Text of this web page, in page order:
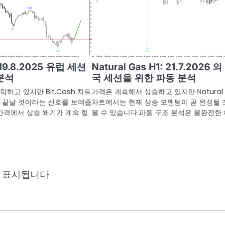
유럽 세션
석
하고 있지만 Bit.Cash 차트
날 것이라는 신호를 보여줍
격에서 상승 쐐기가 계속 형
Natural Gas H1: 21.7.2026 의
국 세션을 위한 파동 분석
가격은 계속해서 상승하고 있지만
차트에서는 현재 상승 모멘텀이 곧 완성될
볼 수 있습니다.파동 구조 분석은 불완전한
표시됩니다